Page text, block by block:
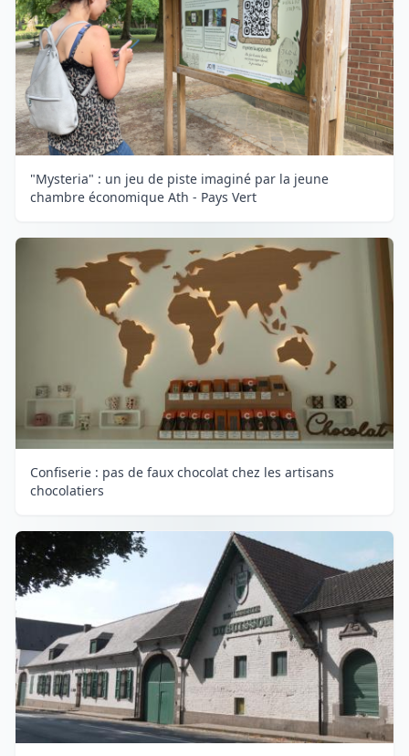
"Mysteria" : un jeu de piste imaginé par la jeune
chambre économique Ath - Pays Vert
Confiserie : pas de faux chocolat chez les artisans
chocolatiers